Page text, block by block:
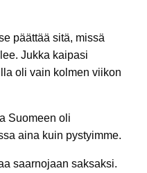
päättää sitä, missä
Jukka kaipasi
oli vain kolmen viikon
Suomeen oli
aina kuin pystyimme.
saarnojaan saksaksi.